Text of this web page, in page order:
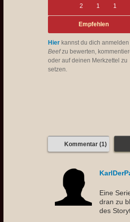
2 1 1
Empfehlen
Hier kannst du dich
Beefzu bewerten,
oder auf deinen Merkzettel zu
setzen.
Kommentar (1)
Eine
dran zu
des